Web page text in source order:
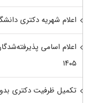
اعلام شهریه دکتری دانشگاه
اعلام اسامی
۱۴۰۵
تکمیل ظرفیت دکتری بدون